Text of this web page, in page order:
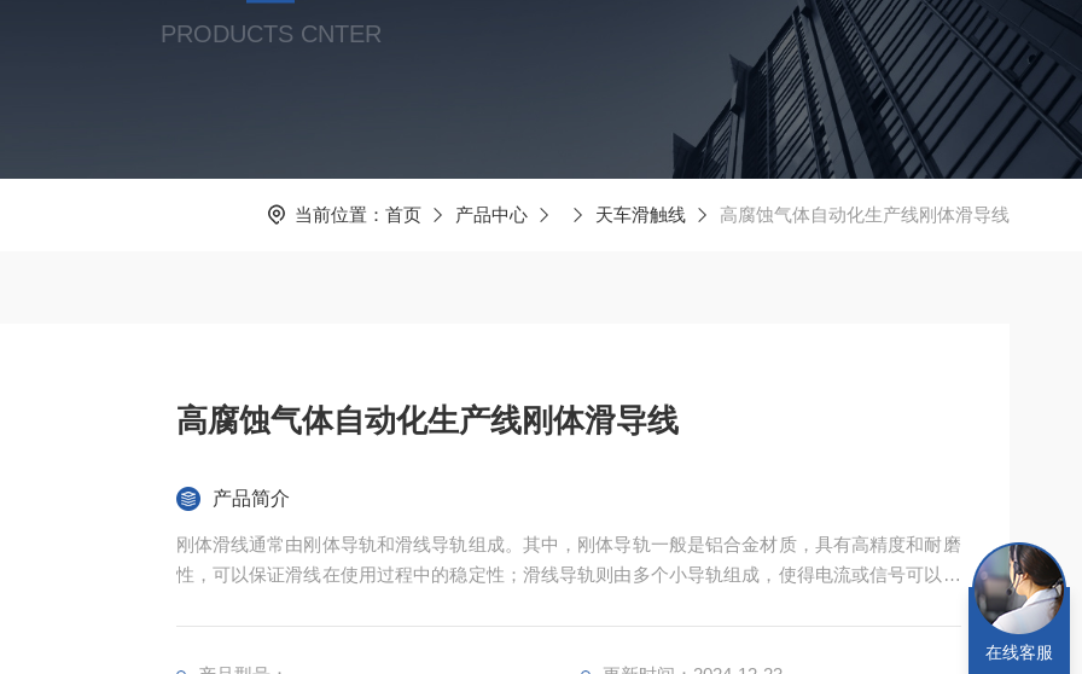
PRODUCTS CNTER
当前位置： 首页 产品中心 天车滑触线 高腐蚀气体自动化生产线刚体滑导线
高腐蚀气体自动化生产线刚体滑导线
产品简介
刚体滑线通常由刚体导轨和滑线导轨组成。其中，刚体导轨一般是铝合金材质，具有高精度和耐磨
性，可以保证滑线在使用过程中的稳定性；滑线导轨则由多个小导轨组成，使得电流或信号可以在
在线客服